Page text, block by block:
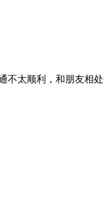
太顺利，和朋友